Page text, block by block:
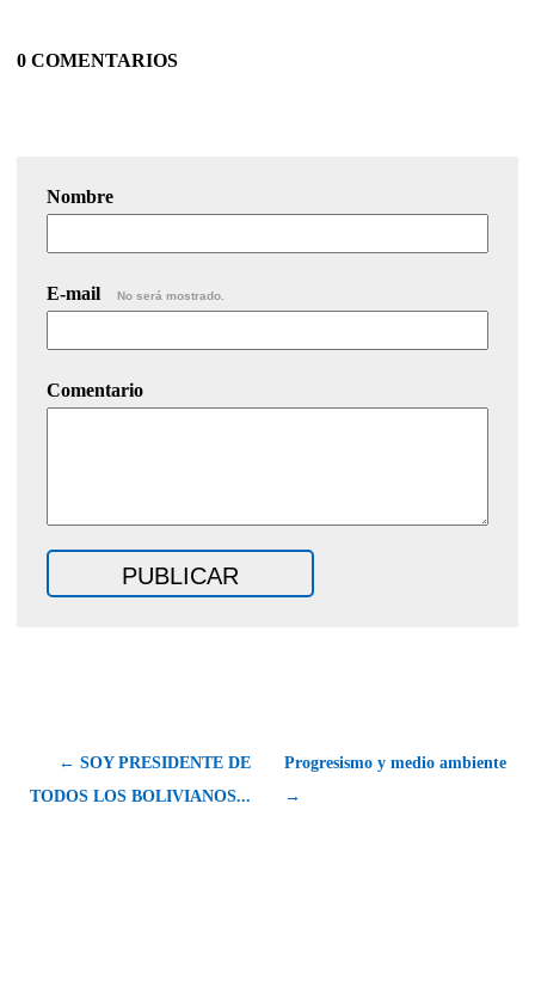
0 COMENTARIOS
Nombre
E-mail No será mostrado.
Comentario
← SOY PRESIDENTE DE
TODOS LOS BOLIVIANOS...
Progresismo y medio ambiente
→